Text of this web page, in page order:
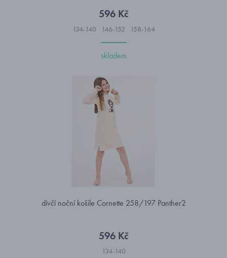
596 Kč
134-140 146-152 158-164
skladem
dívčí noční košile Cornette 258/197 Panther2
596 Kč
134-140